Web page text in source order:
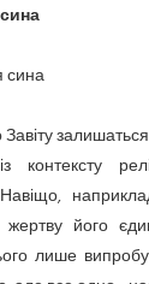
Завіту
його
лише